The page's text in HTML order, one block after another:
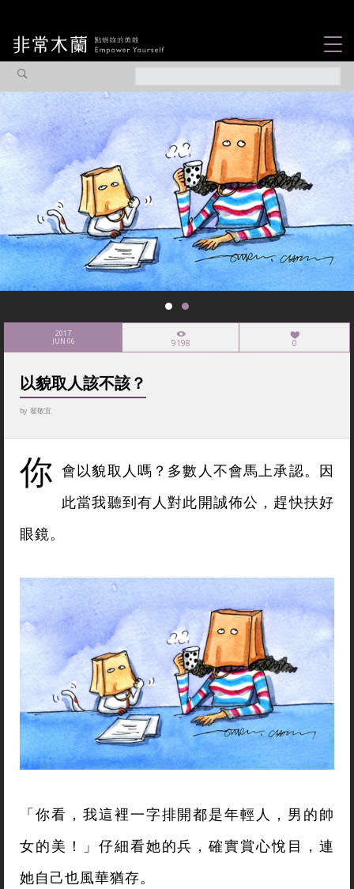
觀點專欄
焦點企劃
社會企業
認識我們
2017
JUN 06 9198 0
以貌取人該不該？
by 翟敬宜
你 會以貌取人嗎？多數人不會馬上承認。因
此當我聽到有人對此開誠佈公，趕快扶好
眼鏡。
「你看，我這裡一字排開都是年輕人，男的帥
女的美！」仔細看她的兵，確實賞心悅目，連
她自己也風華猶存。